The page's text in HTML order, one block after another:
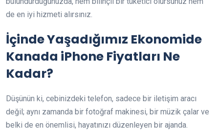
de en iyi hizmeti alırsınız.
İçinde Yaşadığımız Ekonomide
Kanada iPhone Fiyatları Ne
Kadar?
Düşünün ki, cebinizdeki telefon, sadece bir iletişim aracı
değil; aynı zamanda bir fotoğraf makinesi, bir müzik çalar ve
belki de en önemlisi, hayatınızı düzenleyen bir ajanda.